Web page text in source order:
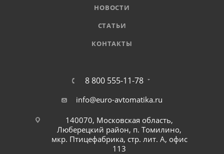
НОВОСТИ
СТАТЬИ
КОНТАКТЫ
8 800 555-11-78
info@euro-avtomatika.ru
140070, Московская область,
Люберецкий район, п. Томилино,
мкр. Птицефабрика, стр. лит. А, офис
113